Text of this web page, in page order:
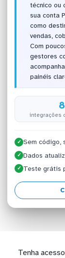
técnico ou
sua conta
como
vendas,
Com
gestores
painéis
8
integrações
✓ Sem código,
✓ Dados
✓ Teste grátis
Tenha